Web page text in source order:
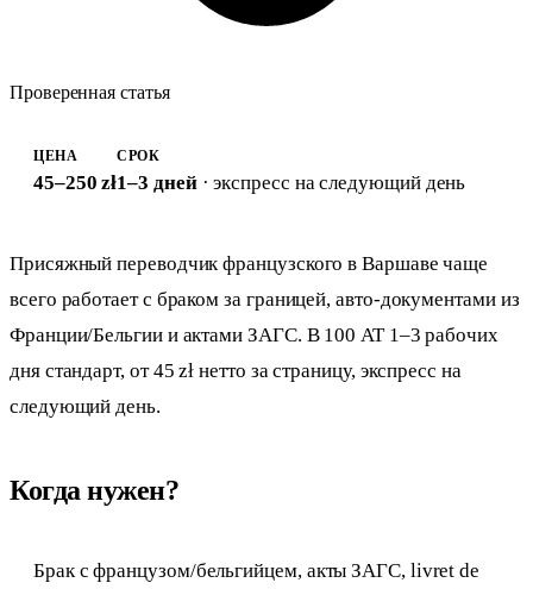
Проверенная статья
ЦЕНА
45–250 zł
СРОК
1–3 дней· экспресс на следующий день
Присяжный переводчик французского в Варшаве чаще
всего работает с браком за границей, авто-документами из
Франции/Бельгии и актами ЗАГС. В 100 AT 1–3 рабочих
дня стандарт, от 45 zł нетто за страницу, экспресс на
следующий день.
Когда нужен?
Брак с французом/бельгийцем, акты ЗАГС, livret de